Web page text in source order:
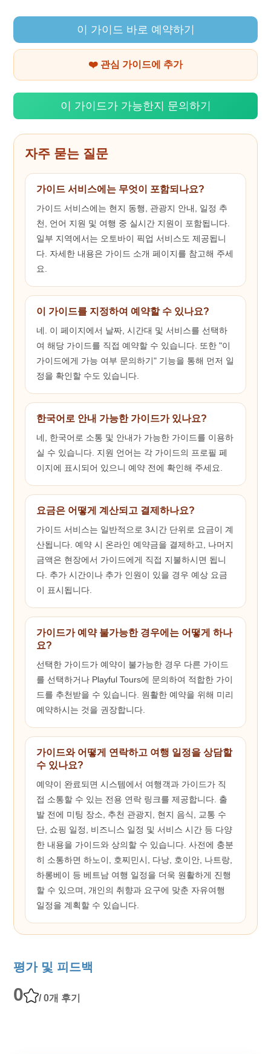
이 가이드 바로 예약하기
❤️ 관심 가이드에 추가
이 가이드가 가능한지 문의하기
자주 묻는 질문
가이드 서비스에는 무엇이 포함되나요?
가이드 서비스에는 현지 동행, 관광지 안내, 일정 추
천, 언어 지원 및 여행 중 실시간 지원이 포함됩니다.
일부 지역에서는 오토바이 픽업 서비스도 제공됩니
다. 자세한 내용은 가이드 소개 페이지를 참고해 주세
요.
이 가이드를 지정하여 예약할 수 있나요?
네. 이 페이지에서 날짜, 시간대 및 서비스를 선택하
여 해당 가이드를 직접 예약할 수 있습니다. 또한 "이
가이드에게 가능 여부 문의하기" 기능을 통해 먼저 일
정을 확인할 수도 있습니다.
한국어로 안내 가능한 가이드가 있나요?
네, 한국어로 소통 및 안내가 가능한 가이드를 이용하
실 수 있습니다. 지원 언어는 각 가이드의 프로필 페
이지에 표시되어 있으니 예약 전에 확인해 주세요.
요금은 어떻게 계산되고 결제하나요?
가이드 서비스는 일반적으로 3시간 단위로 요금이 계
산됩니다. 예약 시 온라인 예약금을 결제하고, 나머지
금액은 현장에서 가이드에게 직접 지불하시면 됩니
다. 추가 시간이나 추가 인원이 있을 경우 예상 요금
이 표시됩니다.
가이드가 예약 불가능한 경우에는 어떻게 하나
요?
선택한 가이드가 예약이 불가능한 경우 다른 가이드
를 선택하거나 Playful Tours에 문의하여 적합한 가이
드를 추천받을 수 있습니다. 원활한 예약을 위해 미리
예약하시는 것을 권장합니다.
가이드와 어떻게 연락하고 여행 일정을 상담할
수 있나요?
예약이 완료되면 시스템에서 여행객과 가이드가 직
접 소통할 수 있는 전용 연락 링크를 제공합니다. 출
발 전에 미팅 장소, 추천 관광지, 현지 음식, 교통 수
단, 쇼핑 일정, 비즈니스 일정 및 서비스 시간 등 다양
한 내용을 가이드와 상의할 수 있습니다. 사전에 충분
히 소통하면 하노이, 호찌민시, 다낭, 호이안, 나트랑,
하롱베이 등 베트남 여행 일정을 더욱 원활하게 진행
할 수 있으며, 개인의 취향과 요구에 맞춘 자유여행
일정을 계획할 수 있습니다.
평가 및 피드백
0 / 0개 후기